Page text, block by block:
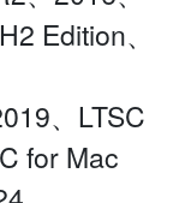
Edition、
、LTSC
for Mac